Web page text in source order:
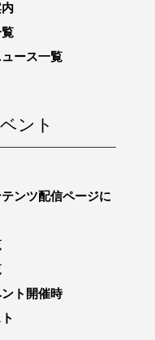
ース一覧
ント
ンツ配信ページに
ト開催時